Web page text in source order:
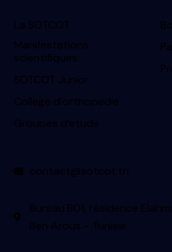
La SOTCOT
Manifestations
scientifiques
SOTCOT Junior
College d’orthopedie
Groupes d’etude
contact@sotcot.tn
Bureau B01, résidence
Ben Arous - Tunisie